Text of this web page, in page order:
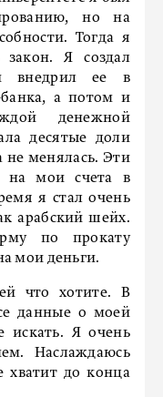
но на
Тогда я
закон. Я создал
внедрил ее в
а потом и
денежной
десятые доли
не менялась. Эти
на мои счета в
я стал очень
арабский шейх.
по прокату
мои деньги.
что хотите. В
данные о моей
искать. Я очень
Наслаждаюсь
до конца